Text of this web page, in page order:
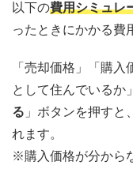
以下の費用シミュレ
ったときにかかる費
「売却価格」「購
として住んでいるか
る 」ボタンを押すと
れます。
※購入価格が分から